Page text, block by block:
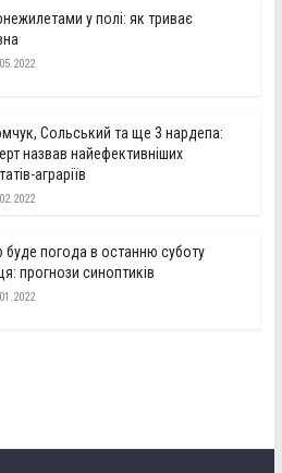
у полі: як триває
Сольський та ще 3 нардепа:
назвав найефективніших
аграріїв
погода в останню суботу
прогнози синоптиків